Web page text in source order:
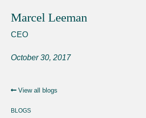
Marcel Leeman
CEO
October 30, 2017
View all blogs
BLOGS